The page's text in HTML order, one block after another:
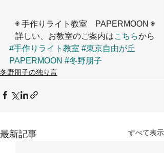
◉ 手作りライト教室　PAPERMOON ◉
詳しい、お教室のご案内はこちらから
#手作りライト教室 #東京自由が丘
PAPERMOON #冬野朋子
冬野朋子の独り言
最新記事 すべて表示